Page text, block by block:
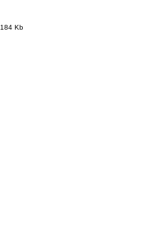
Kb